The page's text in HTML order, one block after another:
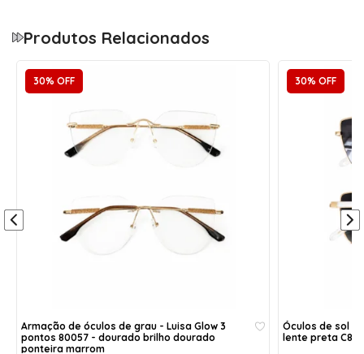
Lente polarizada
Acompanha:
1- Caixinha porta óculos acrílico com forro;
1- Flanela de pano - limpa lentes;
* Cores dos itens aleatórias.
Produtos Relacionados
30% OFF
Armação de óculos de grau - Luisa Glow 3
pontos 80057 - dourado brilho dourado
ponteira marrom
30% OFF
Óculos de sol -
lente preta C8